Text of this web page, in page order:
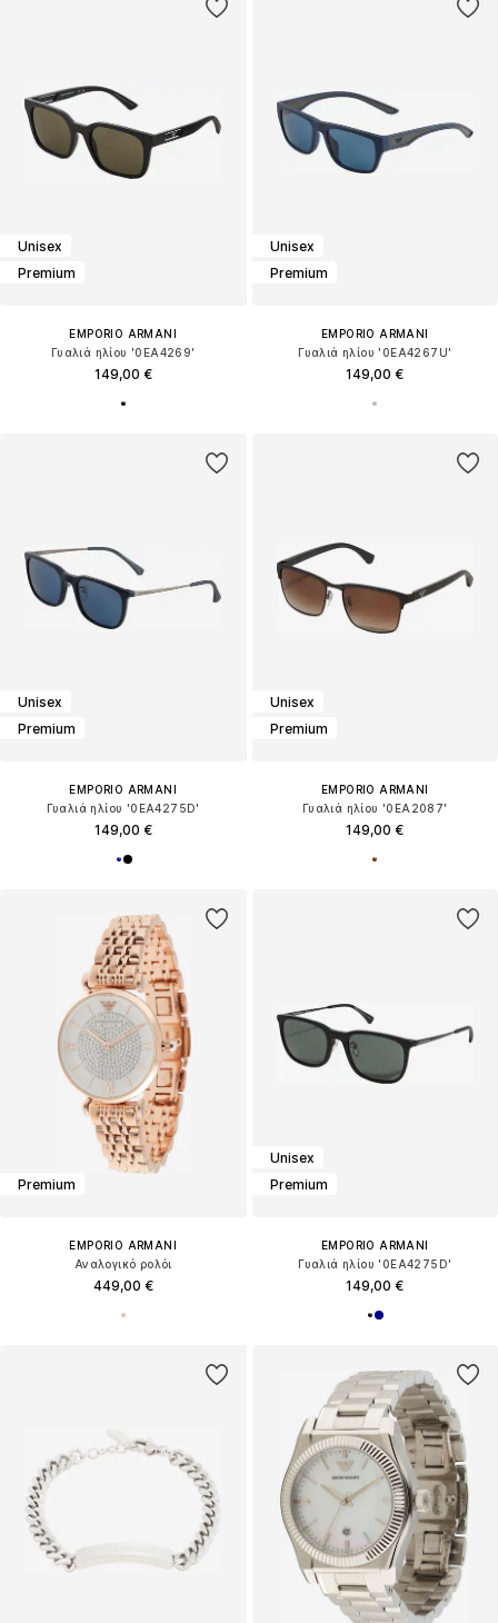
Unisex
Premium
EMPORIO ARMANI
Γυαλιά ηλίου '0EA4269'
149,00 €
Unisex
Premium
EMPORIO ARMANI
Γυαλιά ηλίου '0EA4267U'
149,00 €
Unisex
Premium
EMPORIO ARMANI
Γυαλιά ηλίου '0EA4275D'
149,00 €
Unisex
Premium
EMPORIO ARMANI
Γυαλιά ηλίου '0EA2087'
149,00 €
Premium
EMPORIO ARMANI
Αναλογικό ρολόι
449,00 €
Unisex
Premium
EMPORIO ARMANI
Γυαλιά ηλίου '0EA4275D'
149,00 €